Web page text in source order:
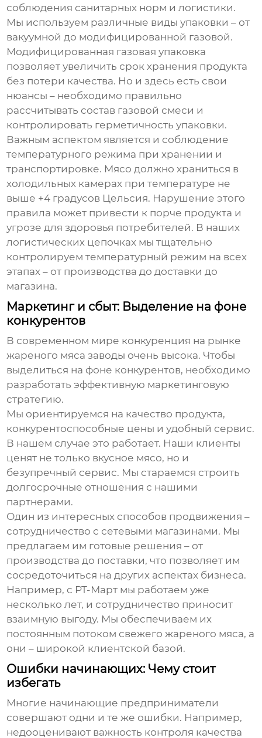
соблюдения санитарных норм и логистики.
Мы используем различные виды упаковки – от
вакуумной до модифицированной газовой.
Модифицированная газовая упаковка
позволяет увеличить срок хранения продукта
без потери качества. Но и здесь есть свои
нюансы – необходимо правильно
рассчитывать состав газовой смеси и
контролировать герметичность упаковки.
Важным аспектом является и соблюдение
температурного режима при хранении и
транспортировке. Мясо должно храниться в
холодильных камерах при температуре не
выше +4 градусов Цельсия. Нарушение этого
правила может привести к порче продукта и
угрозе для здоровья потребителей. В наших
логистических цепочках мы тщательно
контролируем температурный режим на всех
этапах – от производства до доставки до
магазина.
Маркетинг и сбыт: Выделение на фоне
конкурентов
В современном мире конкуренция на рынке
жареного мяса заводы очень высока. Чтобы
выделиться на фоне конкурентов, необходимо
разработать эффективную маркетинговую
стратегию.
Мы ориентируемся на качество продукта,
конкурентоспособные цены и удобный сервис.
В нашем случае это работает. Наши клиенты
ценят не только вкусное мясо, но и
безупречный сервис. Мы стараемся строить
долгосрочные отношения с нашими
партнерами.
Один из интересных способов продвижения –
сотрудничество с сетевыми магазинами. Мы
предлагаем им готовые решения – от
производства до поставки, что позволяет им
сосредоточиться на других аспектах бизнеса.
Например, с РТ-Март мы работаем уже
несколько лет, и сотрудничество приносит
взаимную выгоду. Мы обеспечиваем их
постоянным потоком свежегожареного мяса, а
они – широкой клиентской базой.
Ошибки начинающих: Чему стоит
избегать
Многие начинающие предприниматели
совершают одни и те же ошибки. Например,
недооценивают важность контроля качества